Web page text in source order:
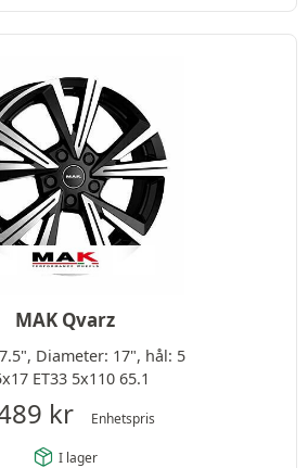
MAK Qvarz
Diameter: 17", hål: 5
ET33 5x110 65.1
kr Enhetspris
I lager